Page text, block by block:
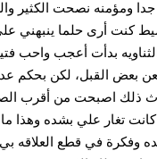
ومؤمنه نصحت الكثير
كنت أرى حلما ينبهني
بدأت أعجب واحب
بعض القبل، لكن بحكم
ذلك اصبحت من أقرب
تغار علي بشده
وفكرة في قطع